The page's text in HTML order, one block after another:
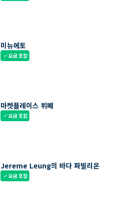
미뉴에토
check요금 포함
마켓플레이스 뷔페
check요금 포함
Jereme Leung의 바다 파빌리온
check요금 포함